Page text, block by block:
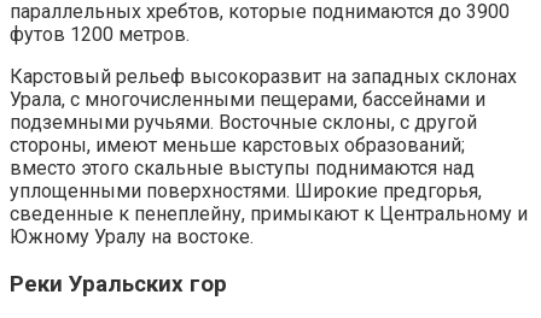
параллельных хребтов, которые поднимаются до 3900
футов 1200 метров.
Карстовый рельеф высокоразвит на западных склонах
Урала, с многочисленными пещерами, бассейнами и
подземными ручьями. Восточные склоны, с другой
стороны, имеют меньше карстовых образований;
вместо этого скальные выступы поднимаются над
уплощенными поверхностями. Широкие предгорья,
сведенные к пенеплейну, примыкают к Центральному и
Южному Уралу на востоке.
Реки Уральских гор